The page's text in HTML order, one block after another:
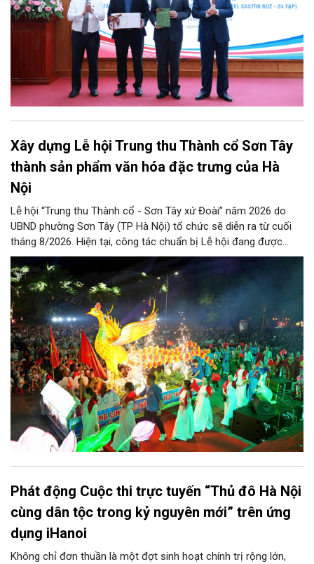
Xây dựng Lễ hội Trung thu Thành cổ Sơn Tây
thành sản phẩm văn hóa đặc trưng của Hà
Nội
Lễ hội “Trung thu Thành cổ - Sơn Tây xứ Đoài” năm 2026 do
UBND phường Sơn Tây (TP Hà Nội) tổ chức sẽ diễn ra từ cuối
tháng 8/2026. Hiện tại, công tác chuẩn bị Lễ hội đang được
chính quyền phường Sơn Tây cùng các phòng, ban, ngành, đơn
vị và 25 tổ dân phố khẩn trương triển khai, tạo khí thế sôi nổi,
sẵn sàng mang đến cho Nhân dân và du khách một mùa Trung
thu quy mô, đặc sắc và giàu bản sắc văn hóa xứ Đoài.
Phát động Cuộc thi trực tuyến “Thủ đô Hà Nội
cùng dân tộc trong kỷ nguyên mới” trên ứng
dụng iHanoi
Không chỉ đơn thuần là một đợt sinh hoạt chính trị rộng lớn,